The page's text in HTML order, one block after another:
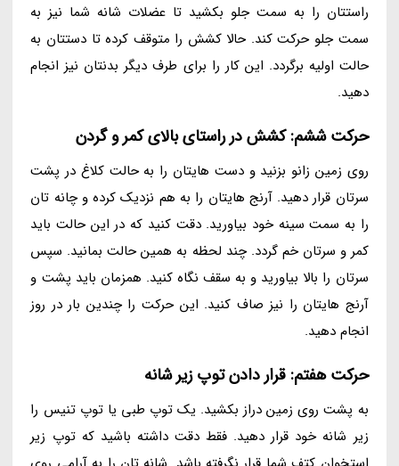
راستتان را به سمت جلو بکشید تا عضلات شانه شما نیز به
سمت جلو حرکت کند. حالا کشش را متوقف کرده تا دستتان به
حالت اولیه برگردد. این کار را برای طرف دیگر بدنتان نیز انجام
دهید.
حرکت ششم: کشش در راستای بالای کمر و گردن
روی زمین زانو بزنید و دست هایتان را به حالت کلاغ در پشت
سرتان قرار دهید. آرنج هایتان را به هم نزدیک کرده و چانه تان
را به سمت سینه خود بیاورید. دقت کنید که در این حالت باید
کمر و سرتان خم گردد. چند لحظه به همین حالت بمانید. سپس
سرتان را بالا بیاورید و به سقف نگاه کنید. همزمان باید پشت و
آرنج هایتان را نیز صاف کنید. این حرکت را چندین بار در روز
انجام دهید.
حرکت هفتم: قرار دادن توپ زیر شانه
به پشت روی زمین دراز بکشید. یک توپ طبی یا توپ تنیس را
زیر شانه خود قرار دهید. فقط دقت داشته باشید که توپ زیر